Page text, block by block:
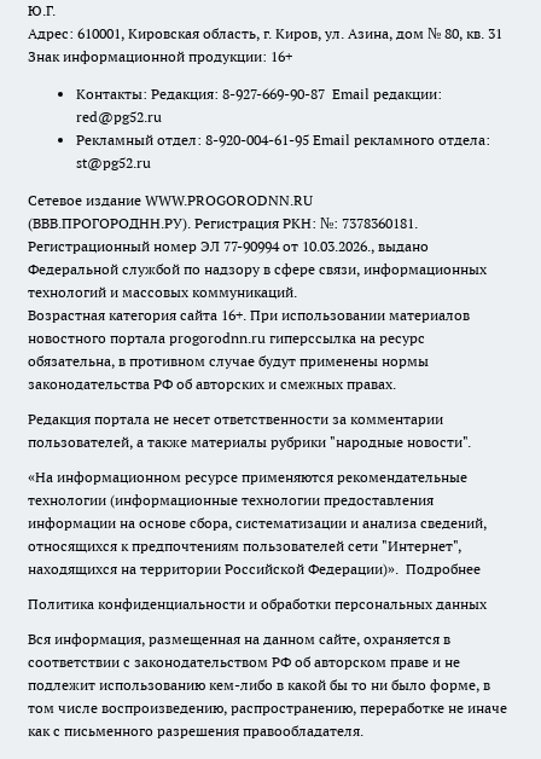
Ю.Г.
Адрес: 610001, Кировская область, г. Киров, ул. Азина, дом № 80, кв. 31
Знак информационной продукции: 16+
Контакты: Редакция: 8-927-669-90-87 Email редакции:
red@pg52.ru
Рекламный отдел: 8-920-004-61-95 Email рекламного отдела:
st@pg52.ru
Сетевое издание WWW.PROGORODNN.RU
(ВВВ.ПРОГОРОДНН.РУ). Регистрация РКН: №: 7378360181.
Регистрационный номер ЭЛ 77-90994 от 10.03.2026., выдано
Федеральной службой по надзору в сфере связи, информационных
технологий и массовых коммуникаций.
Возрастная категория сайта 16+. При использовании материалов
новостного портала progorodnn.ru гиперссылка на ресурс
обязательна, в противном случае будут применены нормы
законодательства РФ об авторских и смежных правах.
Редакция портала не несет ответственности за комментарии
пользователей, а также материалы рубрики "народные новости".
«На информационном ресурсе применяются рекомендательные
технологии (информационные технологии предоставления
информации на основе сбора, систематизации и анализа сведений,
относящихся к предпочтениям пользователей сети "Интернет",
находящихся на территории Российской Федерации)». Подробнее
Политика конфиденциальности и обработки персональных данных
Вся информация, размещенная на данном сайте, охраняется в
соответствии с законодательством РФ об авторском праве и не
подлежит использованию кем-либо в какой бы то ни было форме, в
том числе воспроизведению, распространению, переработке не иначе
как с письменного разрешения правообладателя.